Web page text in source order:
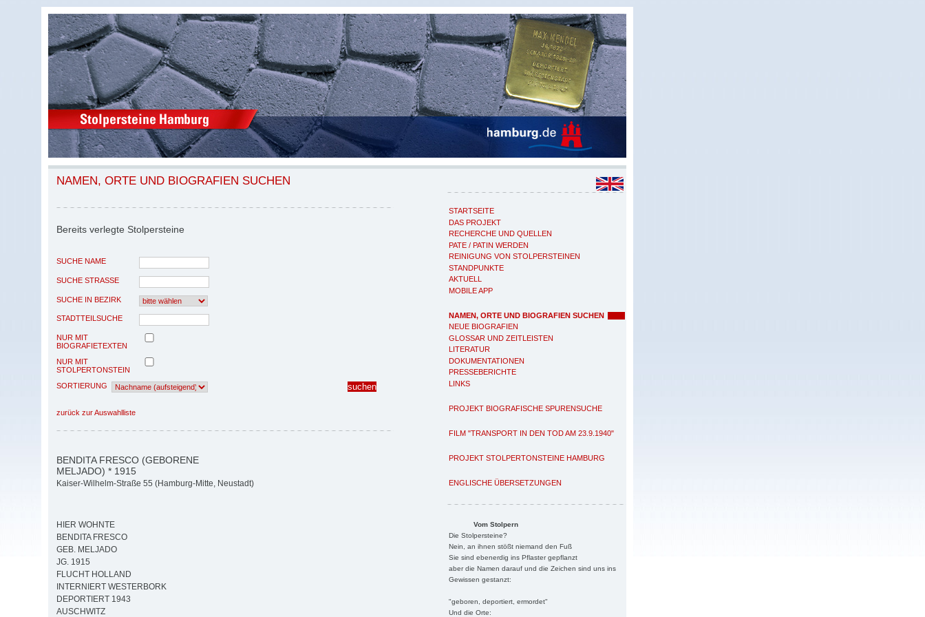
STARTSEITE
DAS PROJEKT
RECHERCHE UND QUELLEN
PATE / PATIN WERDEN
REINIGUNG VON STOLPERSTEINEN
STANDPUNKTE
AKTUELL
MOBILE APP
NAMEN, ORTE UND BIOGRAFIEN SUCHEN
NEUE BIOGRAFIEN
GLOSSAR UND ZEITLEISTEN
LITERATUR
DOKUMENTATIONEN
PRESSEBERICHTE
LINKS
PROJEKT BIOGRAFISCHE SPURENSUCHE
FILM "TRANSPORT IN DEN TOD AM 23.9.1940"
PROJEKT STOLPERTONSTEINE HAMBURG
ENGLISCHE ÜBERSETZUNGEN
Vom Stolpern
Die Stolpersteine?
Nein, an ihnen stößt niemand den Fuß
Sie sind ebenerdig ins Pflaster gepflanzt
aber die Namen darauf und die Zeichen sind uns ins
Gewissen gestanzt:
"geboren, deportiert, ermordet"
Und die Orte:
NAMEN, ORTE UND BIOGRAFIEN SUCHEN
Bereits verlegte Stolpersteine
SUCHE NAME
SUCHE STRASSE
SUCHE IN BEZIRK
STADTTEILSUCHE
NUR MIT
BIOGRAFIETEXTEN
NUR MIT
STOLPERTONSTEIN
SORTIERUNG
zurück zur Auswahlliste
BENDITA FRESCO (GEBORENE
MELJADO) * 1915
Kaiser-Wilhelm-Straße 55 (Hamburg-Mitte, Neustadt)
HIER WOHNTE
BENDITA FRESCO
GEB. MELJADO
JG. 1915
FLUCHT HOLLAND
INTERNIERT WESTERBORK
DEPORTIERT 1943
AUSCHWITZ